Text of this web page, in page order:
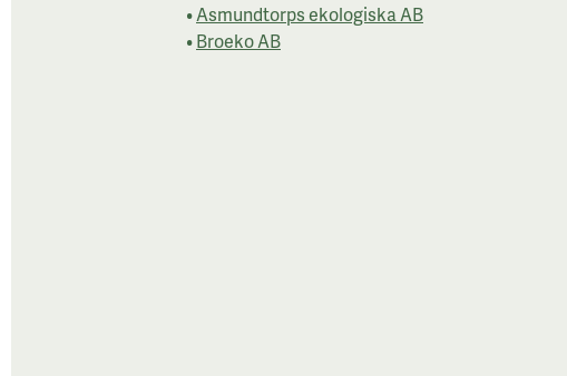
•Asmundtorps ekologiska AB
•Broeko AB